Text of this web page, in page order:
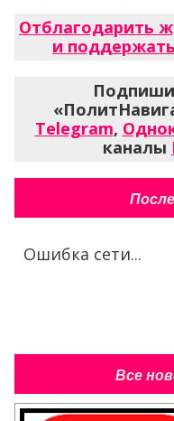
Отблагодарить
и
Telegram,
каналы
Ошибка сети...
Все